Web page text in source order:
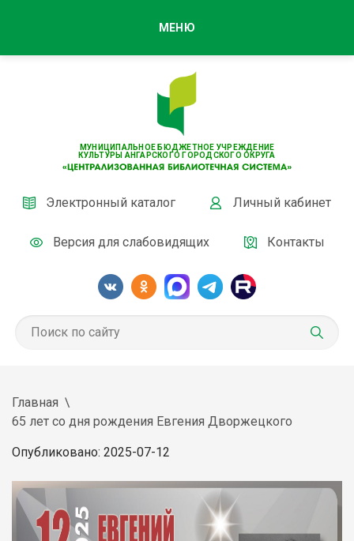
МУНИЦИПАЛЬНОЕ БЮДЖЕТНОЕ УЧРЕЖДЕНИЕ
КУЛЬТУРЫ АНГАРСКОГО ГОРОДСКОГО ОКРУГА
Электронный каталог Личный кабинет
Версия для слабовидящих Контакты
МЕНЮ
Главная
65 лет со дня рождения Евгения Дворжецкого
Опубликовано: 2025-07-12